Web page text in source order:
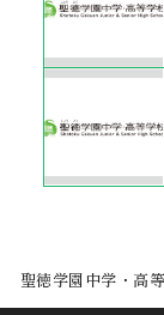
聖徳学園中学・高